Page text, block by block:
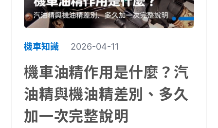
所需時間。不論你是新手騎士還是資深通勤
族，都能找到適合自己的參考資訊！
機車知識 2026-04-11
機車油精作用是什麼？汽
油精與機油精差別、多久
加一次完整說明